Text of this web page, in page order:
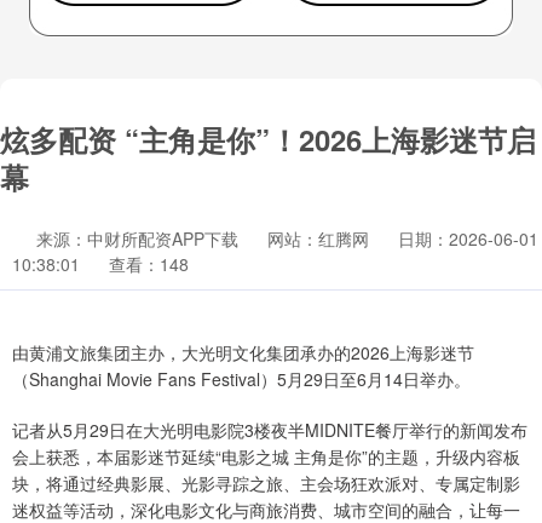
炫多配资 “主角是你”！2026上海影迷节启
幕
来源：中财所配资APP下载 网站：红腾网
日期：2026-06-01
10:38:01
查看：148
由黄浦文旅集团主办，大光明文化集团承办的2026上海影迷节
（Shanghai Movie Fans Festival）5月29日至6月14日举办。
记者从5月29日在大光明电影院3楼夜半MIDNITE餐厅举行的新闻发布
会上获悉，本届影迷节延续“电影之城 主角是你”的主题，升级内容板
块，将通过经典影展、光影寻踪之旅、主会场狂欢派对、专属定制影
迷权益等活动，深化电影文化与商旅消费、城市空间的融合，让每一